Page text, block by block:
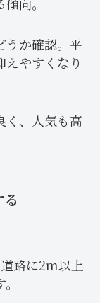
向。
うか確認。平
やすくなり
く、人気も高
路に2m以上